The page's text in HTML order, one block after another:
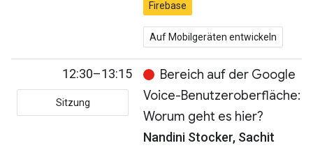
Firebase
Auf Mobilgeräten entwickeln
12:30–13:15
Sitzung
Bereich auf der Google
Voice-Benutzeroberfläche:
Worum geht es hier?
Nandini Stocker, Sachit